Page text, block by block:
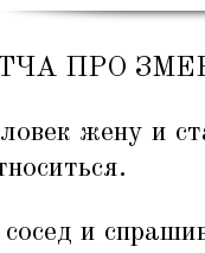
ПРО
жену и
и